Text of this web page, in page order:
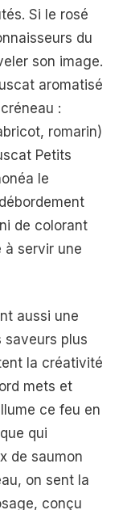
Si le rosé
du
son image.
aromatisé
:
romarin)
Petits
le
de colorant
à servir une
aussi une
saveurs plus
la créativité
mets et
ce feu en
qui
de saumon
on sent la
conçu